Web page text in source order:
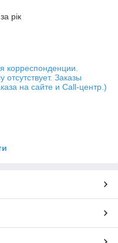
рік
корреспонденции.
Заказы
на сайте и Call-центр.)